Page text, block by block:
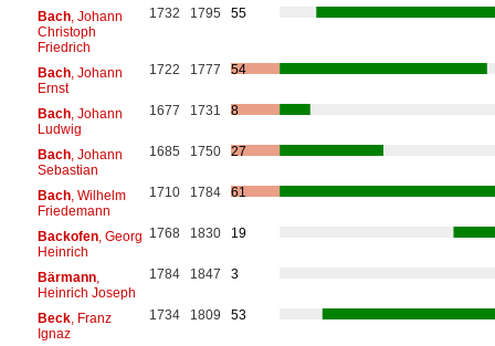
Bach, Johann
Christoph
Friedrich
1732 1795 55
Bach, Johann
Ernst
1722 1777 54
Bach, Johann
Ludwig
1677 1731 8
Bach, Johann
Sebastian
1685 1750 27
Bach, Wilhelm
Friedemann
1710 1784 61
Backofen, Georg
Heinrich
1768 1830 19
Bärmann,
Heinrich Joseph
1784 1847 3
Beck, Franz
Ignaz
1734 1809 53